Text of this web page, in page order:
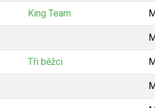
King Team
Tři běžci